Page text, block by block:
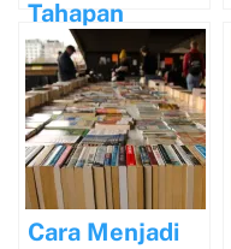
Tahapan
Editorial dalam
Penerbitan
Buku
Cara Menjadi